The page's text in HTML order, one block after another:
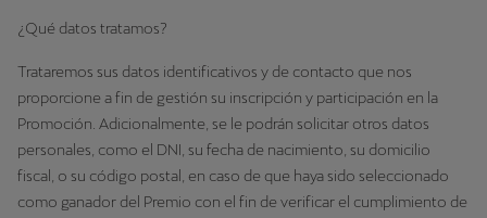
¿Qué datos tratamos?
Trataremos sus datos identificativos y de contacto que nos
proporcione a fin de gestión su inscripción y participación en la
Promoción. Adicionalmente, se le podrán solicitar otros datos
personales, como el DNI, su fecha de nacimiento, su domicilio
fiscal, o su código postal, en caso de que haya sido seleccionado
como ganador del Premio con el fin de verificar el cumplimiento de